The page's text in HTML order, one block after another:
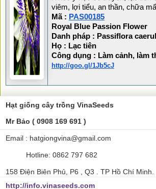
viêm, lợi tiểu, an thần, chữa
Mã : PAS00185
Royal Blue Passion Flower
Danh pháp : Passiflora
Họ : Lạc tiên
Công dụng : Làm cảnh, làm
http://goo.gl/1Jb5cJ
Hạt giống cây trồng VinaSeeds
Mr Bảo ( 0908 169 691 )
Email : hatgiongvina@gmail.com
Hotline: 0862 797 682
158 Điện Biên Phủ, P6 , Q3 . TP Hồ Chí Minh.
http://info.vinaseeds.com